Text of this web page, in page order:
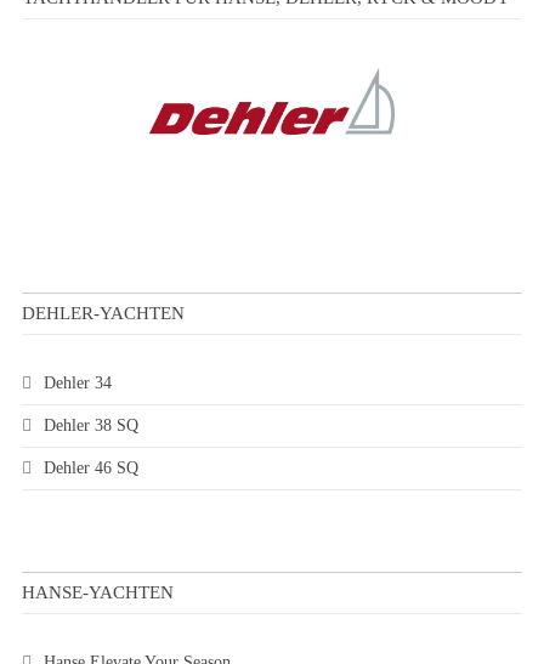
DEHLER-YACHTEN
Dehler 34
Dehler 38 SQ
Dehler 46 SQ
HANSE-YACHTEN